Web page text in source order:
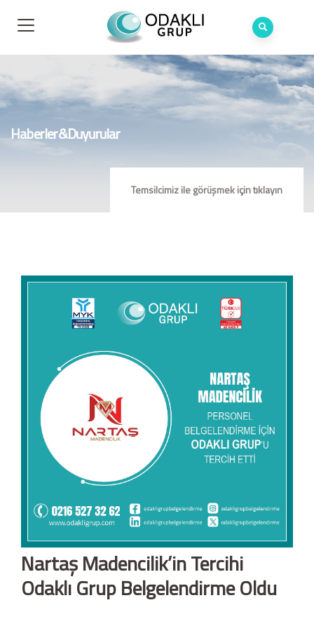
Haberler&Duyurular
Temsilcimiz ile görüşmek için tıklayın
Nartaş Madencilik’in Tercihi
Odaklı Grup Belgelendirme Oldu